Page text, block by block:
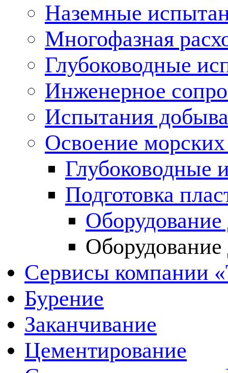
Наземные
Многофазная
Глубоководные
Инженерное
Испытания
Освоение
Глубоководные
Подготовка
Оборудование
Сервисы компании
Бурение
Заканчивание
Цементирование